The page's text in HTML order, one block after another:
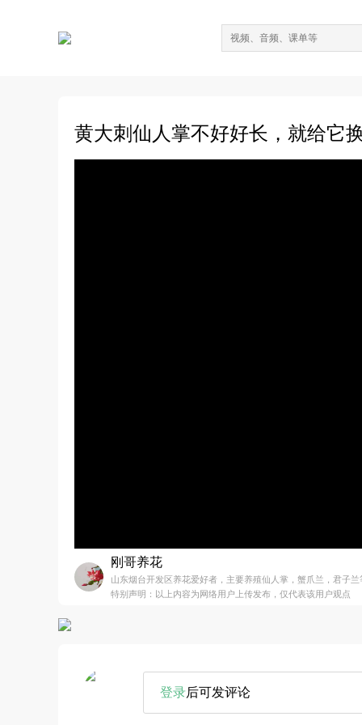
黄大刺仙人掌不好好长，就给它
刚哥养花
山东烟台开发区养花爱好者，主要养殖仙人掌，蟹爪兰，君子兰
特别声明：以上内容为网络用户上传发布，仅代表该用户观点
登录后可发评论